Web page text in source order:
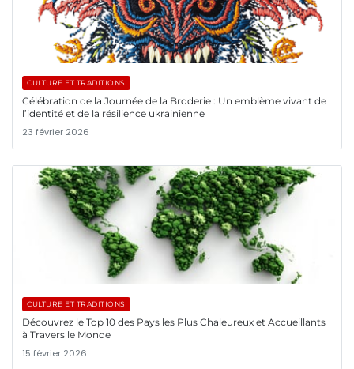
CULTURE ET TRADITIONS
Célébration de la Journée de la Broderie : Un emblème vivant de
l’identité et de la résilience ukrainienne
23 février 2026
CULTURE ET TRADITIONS
Découvrez le Top 10 des Pays les Plus Chaleureux et Accueillants
à Travers le Monde
15 février 2026